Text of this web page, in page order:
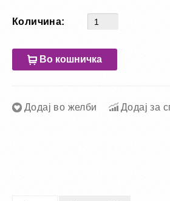
Количина:
Во кошничка
Додај во желби Додај за